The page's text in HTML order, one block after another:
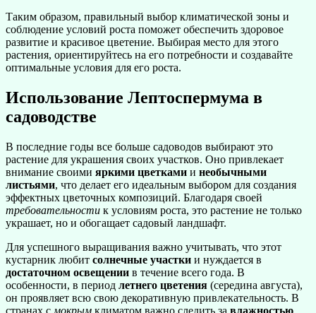
Таким образом, правильный выбор климатической зоны и
соблюдение условий роста поможет обеспечить здоровое
развитие и красивое цветение. Выбирая место для этого
растения, ориентируйтесь на его потребности и создавайте
оптимальные условия для его роста.
Использование Лептоспермума в
садоводстве
В последние годы все больше садоводов выбирают это
растение для украшения своих участков. Оно привлекает
внимание своими яркими цветками и необычными
листьями, что делает его идеальным выбором для создания
эффектных цветочных композиций. Благодаря своей
требовательности к условиям роста, это растение не только
украшает, но и обогащает садовый ландшафт.
Для успешного выращивания важно учитывать, что этот
кустарник любит солнечные участки и нуждается в
достаточном освещении в течение всего года. В
особенности, в период летнего цветения (середина августа),
он проявляет всю свою декоративную привлекательность. В
странах с мокрым климатом важно следить за влажностью